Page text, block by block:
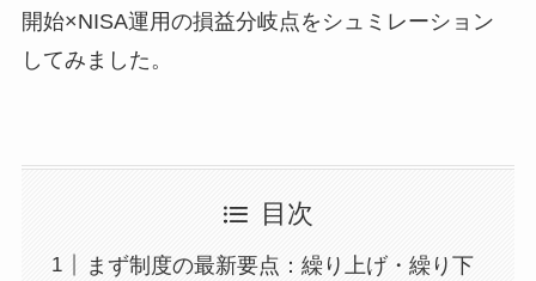
開始×NISA運用の損益分岐点をシュミレーション
してみました。
目次
まず制度の最新要点：繰り上げ・繰り下